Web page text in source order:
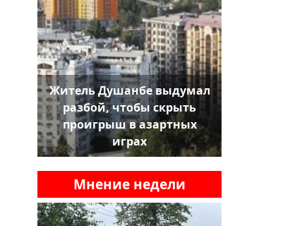
Житель Душанбе выдумал
разбой, чтобы скрыть
проигрыш в азартных
играх
Мнение недели